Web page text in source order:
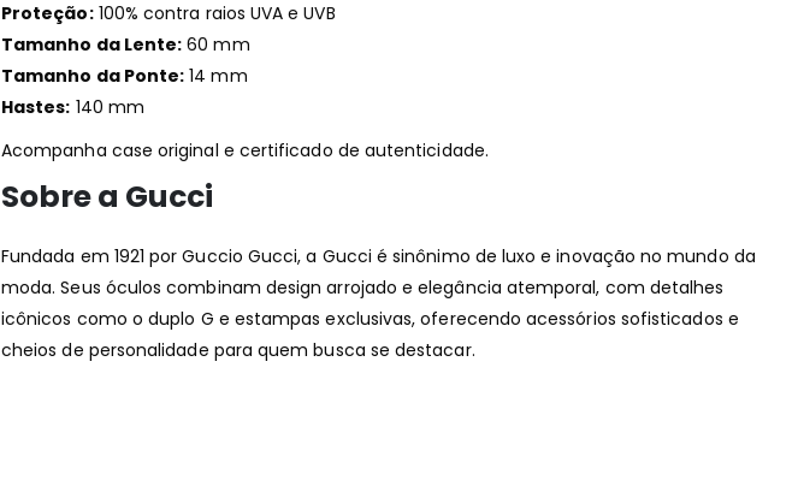
Proteção: 100% contra raios UVA e UVB
Tamanho da Lente: 60 mm
Tamanho da Ponte: 14 mm
Hastes: 140 mm
Acompanha case original e certificado de autenticidade.​
Sobre a Gucci
Fundada em 1921 por Guccio Gucci, a Gucci é sinônimo de luxo e inovação no mundo da
moda. Seus óculos combinam design arrojado e elegância atemporal, com detalhes
icônicos como o duplo G e estampas exclusivas, oferecendo acessórios sofisticados e
cheios de personalidade para quem busca se destacar.​